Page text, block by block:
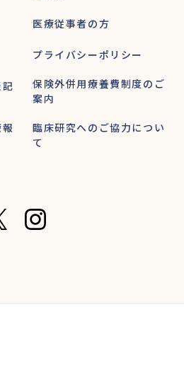
医療従事者の方
プライバシーポリシー
保険外併用療養費制度のご
案内
臨床研究へのご協力につい
て